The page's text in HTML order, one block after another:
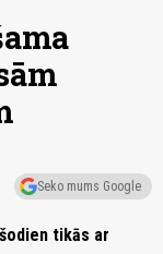
Seko mums Google
tikās ar